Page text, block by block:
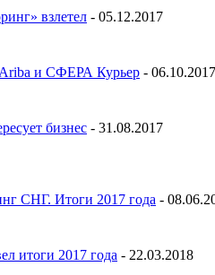
взлетел - 05.12.2017
и СФЕРА Курьер - 06.10.2017
бизнес - 31.08.2017
СНГ. Итоги 2017 года -
итоги 2017 года - 22.03.2018